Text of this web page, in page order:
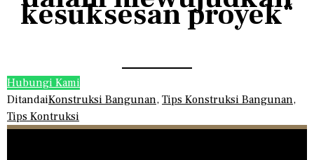
kesuksesan proyek“
Hubungi Kami
DitandaiKonstruksi Bangunan, Tips Konstruksi Bangunan,
Tips Kontruksi